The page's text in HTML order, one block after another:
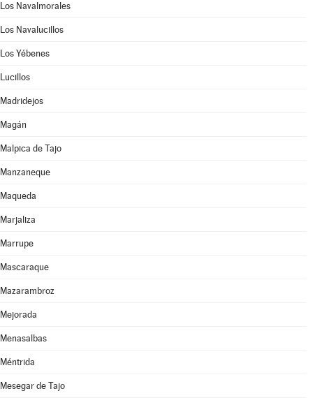
Los Navalmorales
Los Navalucillos
Los Yébenes
Lucillos
Madridejos
Magán
Malpica de Tajo
Manzaneque
Maqueda
Marjaliza
Marrupe
Mascaraque
Mazarambroz
Mejorada
Menasalbas
Méntrida
Mesegar de Tajo